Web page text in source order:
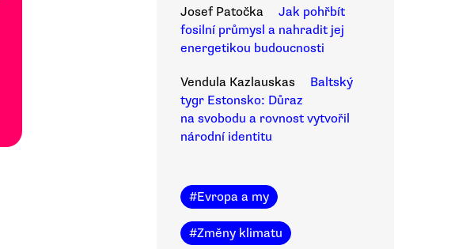
Josef Patočka
Jak pohřbít
fosilní průmysl a nahradit jej
energetikou budoucnosti
Vendula Kazlauskas
Baltský
tygr Estonsko: Důraz
na svobodu a rovnost vytvořil
národní identitu
#Evropa a my
#Změny klimatu